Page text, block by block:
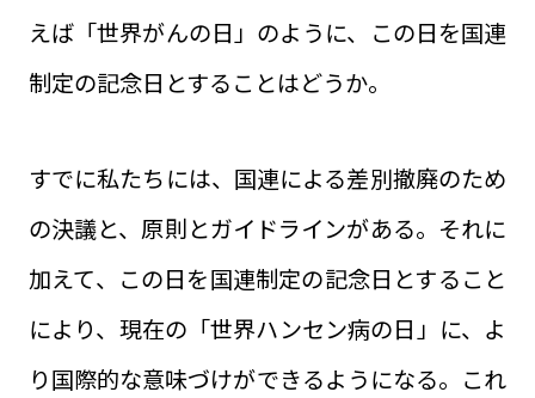
えば「世界がんの日」のように、この日を国連
制定の記念日とすることはどうか。
すでに私たちには、国連による差別撤廃のため
の決議と、原則とガイドラインがある。それに
加えて、この日を国連制定の記念日とすること
により、現在の「世界ハンセン病の日」に、よ
り国際的な意味づけができるようになる。これ